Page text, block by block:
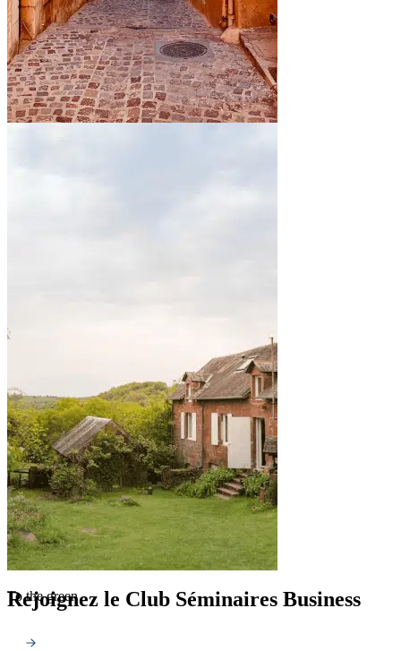
To the green
Rejoignez le Club Séminaires Business